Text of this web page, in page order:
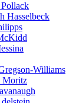
Hasselbeck
Williams
Moritz